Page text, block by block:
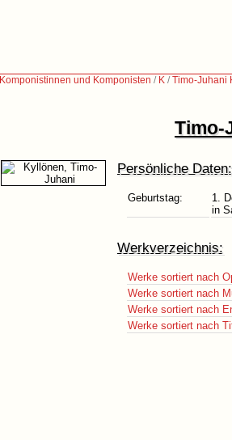
Komponistinnen und Komponisten / K /Timo-Juhani
Timo-
Persönliche Daten:
Geburtstag:
1.
in
Werkverzeichnis:
Werke sortiert nach
Werke sortiert nach
Werke sortiert nach
Werke sortiert nach